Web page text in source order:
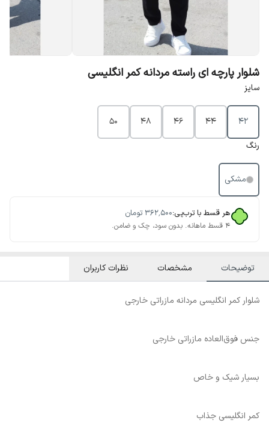
شلوار پارچه ای راسته مردانه کمر انگلیسی
سایز
42
44
46
48
50
رنگ
مشکی
هر قسط با ترب‌پی:۳۶۲٬۵۰۰ تومان
۴ قسط ماهانه. بدون سود، چک و ضامن.
توضیحات مشخصات نظرات کاربران
شلوار کمر انگلیسی مردانه مازراتی خارجی
جنس فوق‌العاده مازراتی خارجی
بسیار شیک و خاص
کمر انگلیسی جذاب